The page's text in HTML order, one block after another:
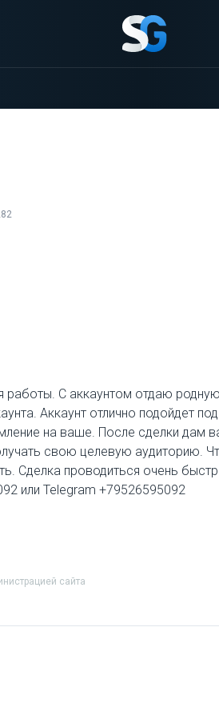
работы. С аккаунтом отдаю
Аккаунт отлично подойдет
на ваше. После сделки
свою целевую аудиторию.
Сделка проводиться очень
или Telegram +79526595092
сайта